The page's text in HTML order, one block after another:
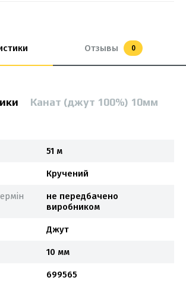
Отзывы 0
Канат (джут 100%) 10мм
51 м
Кручений
не передбачено
виробником
Джут
10 мм
699565